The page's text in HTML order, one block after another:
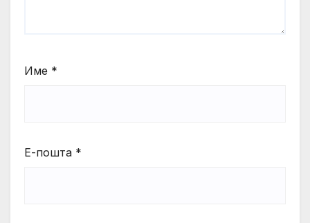
Име *
Е-пошта *